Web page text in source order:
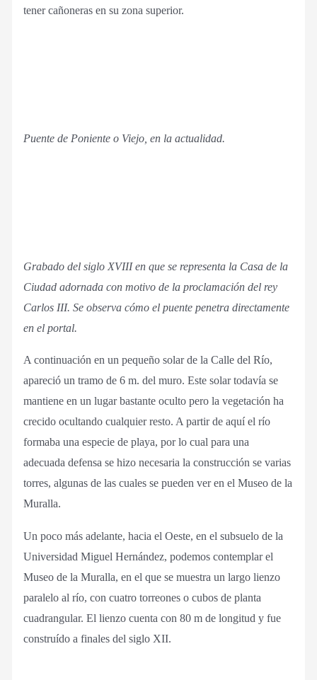
tener cañoneras en su zona superior.
Puente de Poniente o Viejo, en la actualidad.
Grabado del siglo XVIII en que se representa la Casa de la
Ciudad adornada con motivo de la proclamación del rey
Carlos III. Se observa cómo el puente penetra directamente
en el portal.
A continuación en un pequeño solar de la Calle del Río,
apareció un tramo de 6 m. del muro. Este solar todavía se
mantiene en un lugar bastante oculto pero la vegetación ha
crecido ocultando cualquier resto. A partir de aquí el río
formaba una especie de playa, por lo cual para una
adecuada defensa se hizo necesaria la construcción se varias
torres, algunas de las cuales se pueden ver en el Museo de la
Muralla.
Un poco más adelante, hacia el Oeste, en el subsuelo de la
Universidad Miguel Hernández, podemos contemplar el
Museo de la Muralla, en el que se muestra un largo lienzo
paralelo al río, con cuatro torreones o cubos de planta
cuadrangular. El lienzo cuenta con 80 m de longitud y fue
construído a finales del siglo XII.